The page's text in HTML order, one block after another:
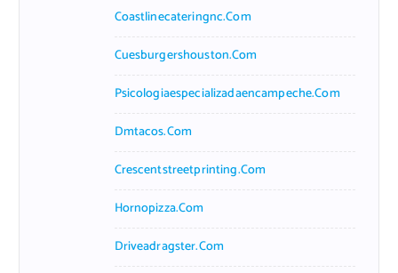
Coastlinecateringnc.com
Cuesburgershouston.com
Psicologiaespecializadaencampeche.com
Dmtacos.com
Crescentstreetprinting.com
Hornopizza.com
Driveadragster.com